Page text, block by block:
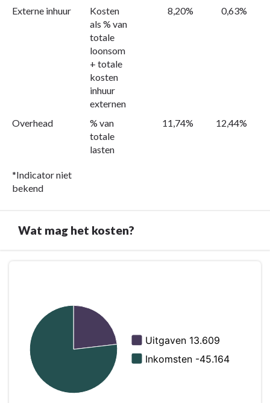
prestatie
Externe inhuur
Kosten
als % van
totale
loonsom
+ totale
kosten
inhuur
externen
8,20% 0,63%
Overhead
% van
totale
lasten
11,74% 12,44%
*Indicator niet
bekend
Wat mag het kosten?
Programma
Bestuur
ondersteuning